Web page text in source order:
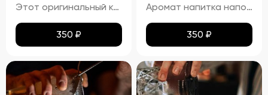
Этот оригинальный коктейль отличается тёмно-красным оттенком, который образуется благодаря сочетанию малины и колы. Аромат цитруса от лимонной цедры и свежий хвойный запах пихты создают уникальную комбинацию, усиливаемую сладким ароматом малины и морошки, а также лёгким пряным запахом корицы. На вкус коктейль освежает сочетанием лимона и малины, дополненных сладостью колы. Хвойные ноты пихты придают напитку уникальный лесной акцент, а корица добавляет тёплую пряность. Газированная текстура благодаря коле делает этот коктейль особенно освежающим, а большое количество льда сохраняет его холодным и бодрящим.
350 ₽
Аромат напитка наполнен букетом жасмина, с оттенками груши и винограда. Виски добавляет лёгкий оттенок дубовой древесины и пряностей.
350 ₽